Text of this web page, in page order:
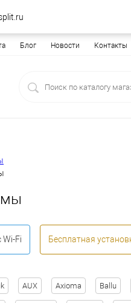
Блог Новости Контакты
Wi-Fi Бесплатная
AUX Axioma Ballu